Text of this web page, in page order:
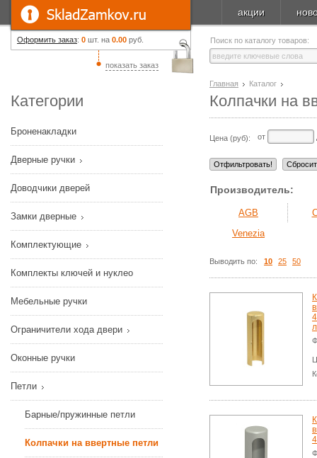
Оформить заказ: 0 шт. на 0.00 руб.
показать заказ
акции
Поиск по каталогу товаров:
Категории
Броненакладки
Дверные ручки
Доводчики дверей
Замки дверные
Комплектующие
Комплекты ключей и нуклео
Мебельные ручки
Ограничители хода двери
Оконные ручки
Петли
Барные/пружинные петли
Колпачки на ввертные петли
Главная Каталог
Колпачки на
Цена (руб): от
Производитель:
AGB
Venezia
Выводить по: 10 25 50